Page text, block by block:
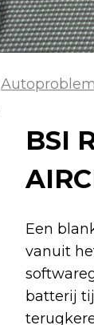
BSI
Een
vanuit
batterij